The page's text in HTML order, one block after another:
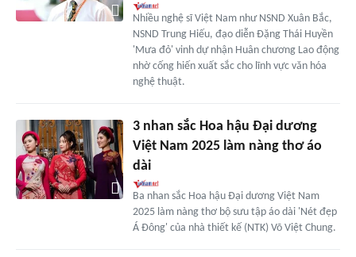
Nhiều nghệ sĩ Việt Nam như NSND Xuân Bắc,
NSND Trung Hiếu, đạo diễn Đặng Thái Huyền
'Mưa đỏ' vinh dự nhận Huân chương Lao động
nhờ cống hiến xuất sắc cho lĩnh vực văn hóa
nghệ thuật.
3 nhan sắc Hoa hậu Đại dương
Việt Nam 2025 làm nàng thơ áo
dài
Ba nhan sắc Hoa hậu Đại dương Việt Nam
2025 làm nàng thơ bộ sưu tập áo dài 'Nét đẹp
Á Đông' của nhà thiết kế (NTK) Võ Việt Chung.